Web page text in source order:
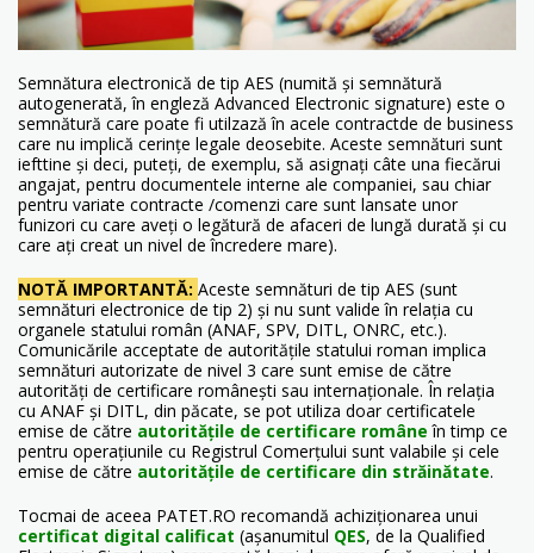
Semnătura electronică de tip AES (numită și semnătură
autogenerată, în engleză Advanced Electronic signature) este o
semnătură care poate fi utilzază în acele contractde de business
care nu implică cerințe legale deosebite. Aceste semnături sunt
iefttine și deci, puteți, de exemplu, să asignați câte una fiecărui
angajat, pentru documentele interne ale companiei, sau chiar
pentru variate contracte /comenzi care sunt lansate unor
funizori cu care aveți o legătură de afaceri de lungă durată și cu
care ați creat un nivel de încredere mare).
NOTĂ IMPORTANTĂ: Aceste semnături de tip AES (sunt
semnături electronice de tip 2) și nu sunt valide în relația cu
organele statului român (ANAF, SPV, DITL, ONRC, etc.).
Comunicările acceptate de autoritățile statului roman implica
semnături autorizate de nivel 3 care sunt emise de către
autorități de certificare românești sau internaționale. În relația
cu ANAF și DITL, din păcate, se pot utiliza doar certificatele
emise de către autoritățile de certificare române în timp ce
pentru operațiunile cu Registrul Comerțului sunt valabile și cele
emise de către autoritățile de certificare din străinătate.
Tocmai de aceea PATET.RO recomandă achiziționarea unui
certificat digital calificat (așanumitul QES, de la Qualified